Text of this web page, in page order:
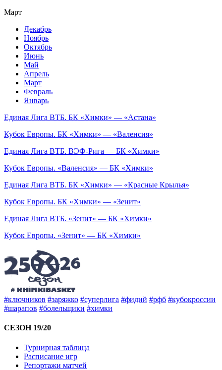
Март
Декабрь
Ноябрь
Октябрь
Июнь
Май
Апрель
Март
Февраль
Январь
Единая Лига ВТБ. БК «Химки» — «Астана»
Кубок Европы. БК «Химки» — «Валенсия»
Единая Лига ВТБ. ВЭФ-Рига — БК «Химки»
Кубок Европы. «Валенсия» — БК «Химки»
Единая Лига ВТБ. БК «Химки» — «Красные Крылья»
Кубок Европы. БК «Химки» — «Зенит»
Единая Лига ВТБ. «Зенит» — БК «Химки»
Кубок Европы. «Зенит» — БК «Химки»
#ключников #заряжко #суперлига #фидий #рфб #кубокроссии
#шарапов #болельщики #химки
СЕЗОН 19/20
Турнирная таблица
Расписание игр
Репортажи матчей